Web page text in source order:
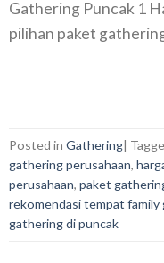
Gathering Puncak 1
pilihan paket
Posted in Gathering|
gathering perusahaan,
perusahaan, paket
rekomendasi tempat family
gathering di puncak